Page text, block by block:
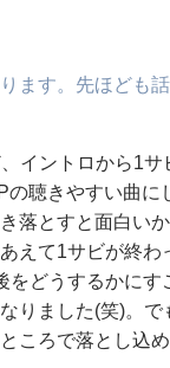
ます。先ほども
イントロから1
聴きやすい曲
落とすと面白い
えて1サビが終
どうするかに
りました(笑)。
ころで落とし込